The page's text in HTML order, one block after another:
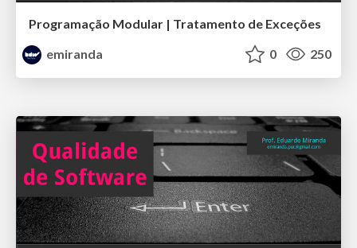
Programação Modular | Tratamento de Exceções
emiranda
0 250